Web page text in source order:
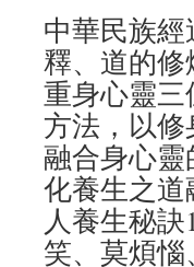
中華民族
釋、道的
重身心靈
方法，以
融合身心
化養生之
人養生秘
笑、莫煩